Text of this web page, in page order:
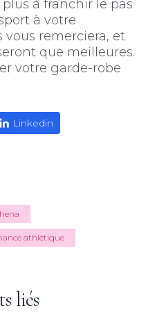
à franchir le pas
à votre
vous remerciera, et
que meilleures.
votre garde-robe
Linkedin
athlétique
liés